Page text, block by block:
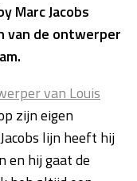
Marc Jacobs
van de ontwerper
van Louis
zijn eigen
lijn heeft hij
en hij gaat de